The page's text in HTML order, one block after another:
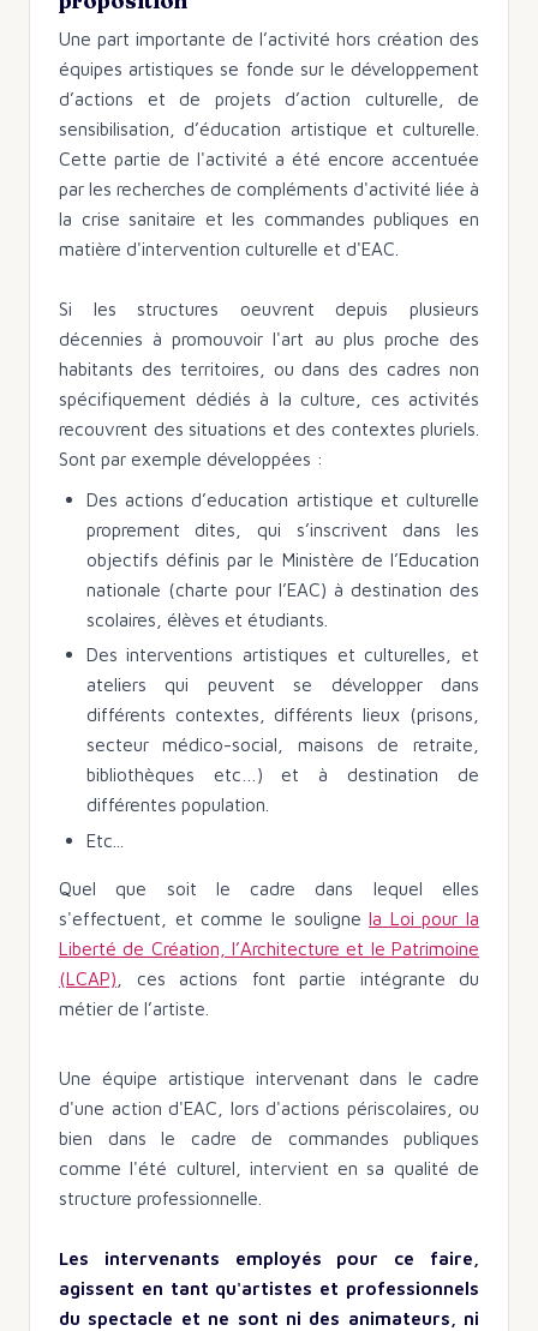
Une part importante de l’activité hors création des
équipes artistiques se fonde sur le développement
d’actions et de projets d’action culturelle, de
sensibilisation, d’éducation artistique et culturelle.
Cette partie de l'activité a été encore accentuée
par les recherches de compléments d'activité liée à
la crise sanitaire et les commandes publiques en
matière d'intervention culturelle et d'EAC.
Si les structures oeuvrent depuis plusieurs
décennies à promouvoir l'art au plus proche des
habitants des territoires, ou dans des cadres non
spécifiquement dédiés à la culture, ces activités
recouvrent des situations et des contextes pluriels.
Sont par exemple développées :
Des actions d’education artistique et culturelle
proprement dites, qui s’inscrivent dans les
objectifs définis par le Ministère de l’Education
nationale (charte pour l’EAC) à destination des
scolaires, élèves et étudiants.
Des interventions artistiques et culturelles, et
ateliers qui peuvent se développer dans
différents contextes, différents lieux (prisons,
secteur médico-social, maisons de retraite,
bibliothèques etc…) et à destination de
différentes population.
Etc...
Quel que soit le cadre dans lequel elles
s'effectuent, et comme le soulignela Loi pour la
Liberté de Création, l’Architecture et le Patrimoine
(LCAP) , ces actions font partie intégrante du
métier de l’artiste.
Une équipe artistique intervenant dans le cadre
d'une action d'EAC, lors d'actions périscolaires, ou
bien dans le cadre de commandes publiques
comme l'été culturel, intervient en sa qualité de
structure professionnelle.
Les intervenants employés pour ce faire,
agissent en tant qu'artistes et professionnels
du spectacle et ne sont ni des animateurs, ni